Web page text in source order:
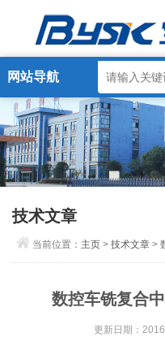
网站导航
技术文章
当前位置： 主页 >技术文章 >
数控车铣复合
更新日期：